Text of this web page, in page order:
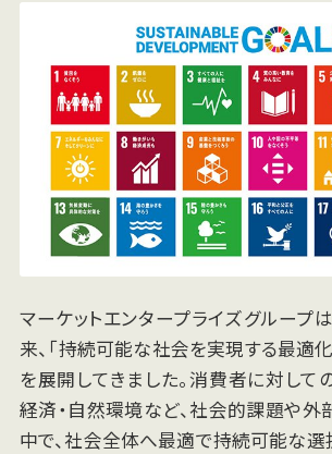
マーケットエンタープライズグループ
来、「持続可能な社会を実現する最適
を展開してきました。消費者に対して
経済・自然環境など、社会的課題や外
中で、社会全体へ最適で持続可能な選